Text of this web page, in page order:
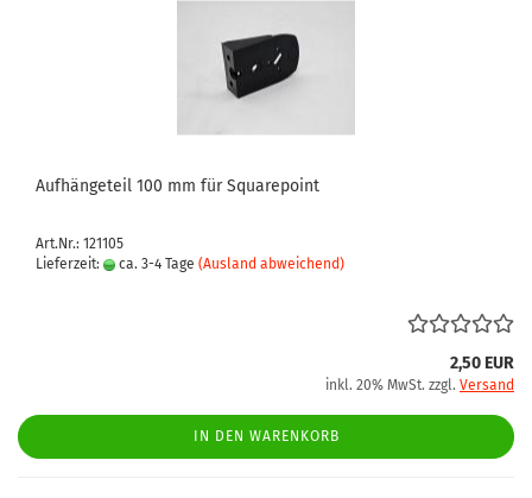
Aufhängeteil 100 mm für Squarepoint
Art.Nr.: 121105
Lieferzeit:
ca. 3-4 Tage (Ausland abweichend)
2,50 EUR
inkl. 20% MwSt. zzgl. Versand
IN DEN WARENKORB